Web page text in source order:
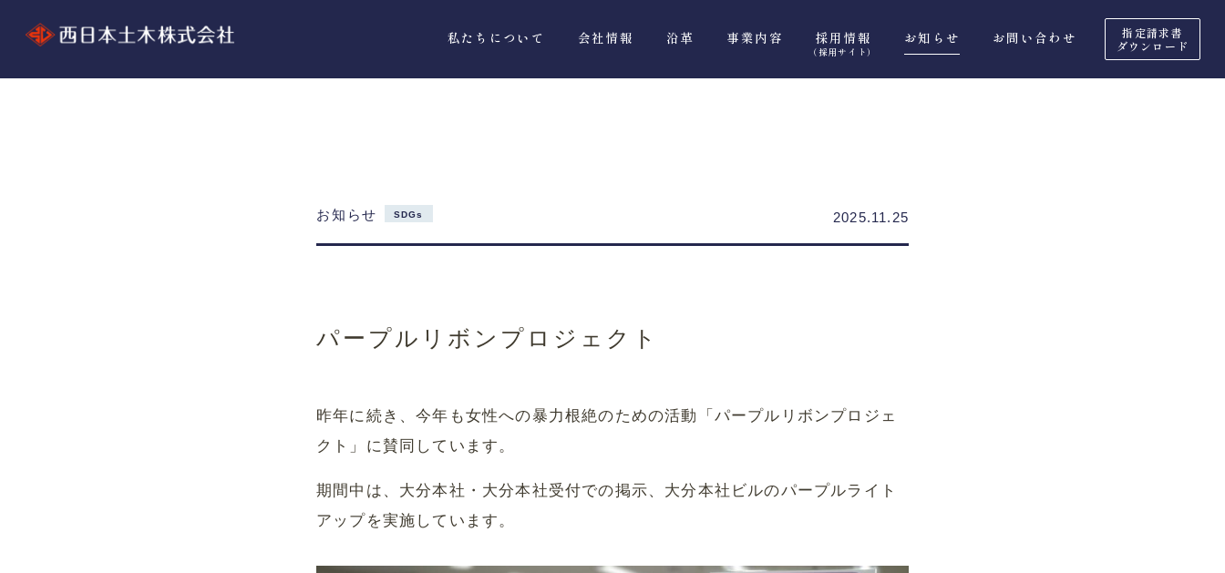
私たちについて 会社情報 沿革 事業内容 採用情報
（採用サイト）
お知らせ お問い合わせ
指定請求書
ダウンロード
お知らせ SDGs 2025.11.25
パープルリボンプロジェクト
昨年に続き、今年も女性への暴力根絶のための活動「パープルリボンプロジェ
クト」に賛同しています。
期間中は、大分本社・大分本社受付での掲示、大分本社ビルのパープルライト
アップを実施しています。